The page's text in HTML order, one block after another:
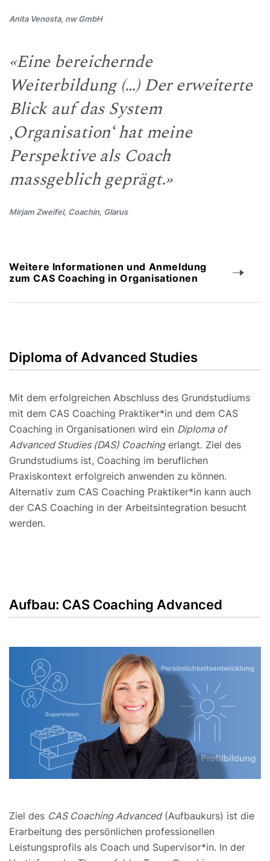
Anita Venosta, nw GmbH
«Eine bereichernde
Weiterbildung (…) Der erweiterte
Blick auf das System
‚Organisation‘ hat meine
Perspektive als Coach
massgeblich geprägt.»
Mirjam Zweifel, Coachin, Glarus
Weitere Informationen und Anmeldung
zum CAS Coaching in Organisationen
Diploma of Advanced Studies
Mit dem erfolgreichen Abschluss des Grundstudiums
mit dem CAS Coaching Praktiker*in und dem CAS
Coaching in Organisationen wird ein Diploma of
Advanced Studies (DAS) Coachingerlangt. Ziel des
Grundstudiums ist, Coaching im beruflichen
Praxiskontext erfolgreich anwenden zu können.
Alternativ zum CAS Coaching Praktiker*in kann auch
der CAS Coaching in der Arbeitsintegration besucht
werden.
Aufbau: CAS Coaching Advanced
Ziel des CAS Coaching Advanced(Aufbaukurs) ist die
Erarbeitung des persönlichen professionellen
Leistungsprofils als Coach und Supervisor*in. In der